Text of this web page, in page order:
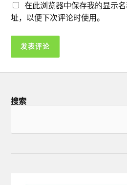
在此浏览器中保存我的显示
址，以便下次评论时使用。
搜索